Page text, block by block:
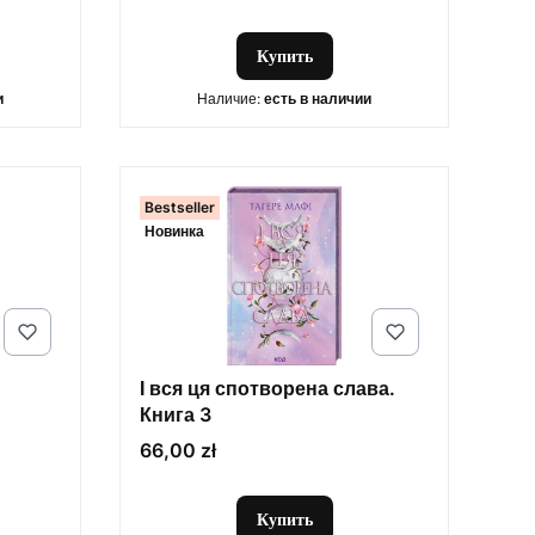
Купить
Наличие: есть в наличии
Bestseller
Новинка
І вся ця спотворена слава.
Книга 3
Цена
66,00 zł
Купить